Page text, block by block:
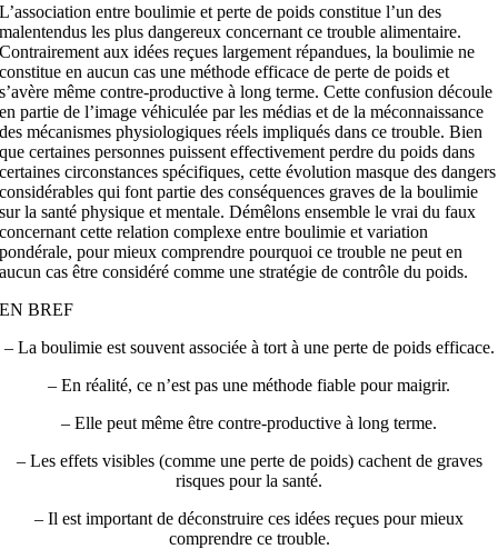
L’association entre boulimie et perte de poids constitue l’un des
malentendus les plus dangereux concernant ce trouble alimentaire.
Contrairement aux idées reçues largement répandues, la boulimie ne
constitue en aucun cas une méthode efficace de perte de poids et
s’avère même contre-productive à long terme. Cette confusion découle
en partie de l’image véhiculée par les médias et de la méconnaissance
des mécanismes physiologiques réels impliqués dans ce trouble. Bien
que certaines personnes puissent effectivement perdre du poids dans
certaines circonstances spécifiques, cette évolution masque des dangers
considérables qui font partie desconséquences graves de la boulimie
sur la santé physique et mentale. Démêlons ensemble le vrai du faux
concernant cette relation complexe entre boulimie et variation
pondérale, pour mieux comprendre pourquoi ce trouble ne peut en
aucun cas être considéré comme une stratégie de contrôle du poids.
EN BREF
– La boulimie est souvent associée à tort à une perte de poids efficace.
– En réalité, ce n’est pas une méthode fiable pour maigrir.
– Elle peut même être contre-productive à long terme.
– Les effets visibles (comme une perte de poids) cachent de graves
risques pour la santé.
– Il est important de déconstruire ces idées reçues pour mieux
comprendre ce trouble.